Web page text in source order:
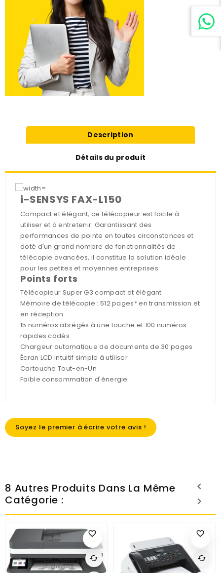
Description
Détails du produit
i-SENSYS FAX-L150
Compact et élégant, ce télécopieur est facile à
utiliser et à entretenir. Garantissant des
performances de pointe en toutes circonstances et
doté d'un grand nombre de fonctionnalités de
télécopie avancées, il constitue la solution idéale
pour les petites et moyennes entreprises.
Points forts
Télécopieur Super G3 compact et élégant
Mémoire de télécopie : 512 pages* en transmission et
en réception
15 numéros abrégés à une touche et 100 numéros
rapides codés
Chargeur automatique de documents de 30 pages
Écran LCD intuitif simple à utiliser
Cartouche Tout-en-Un
Faible consommation d'énergie
Soyez le premier à écrire votre avis !
8 Autres Produits Dans La Même
Catégorie :
favorite_border
cached
favorite_border
cached